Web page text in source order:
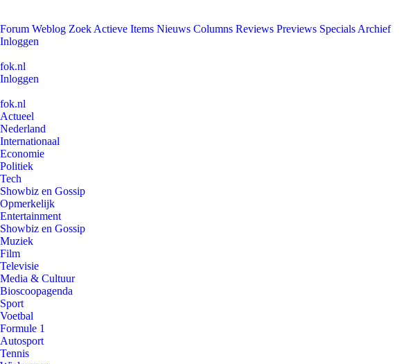
Forum Weblog Zoek Actieve Items Nieuws Columns Reviews Previews Specials Archief
Inloggen
fok.nl
Inloggen
fok.nl
Actueel
Nederland
Internationaal
Economie
Politiek
Tech
Showbiz en Gossip
Opmerkelijk
Entertainment
Showbiz en Gossip
Muziek
Film
Televisie
Media & Cultuur
Bioscoopagenda
Sport
Voetbal
Formule 1
Autosport
Tennis